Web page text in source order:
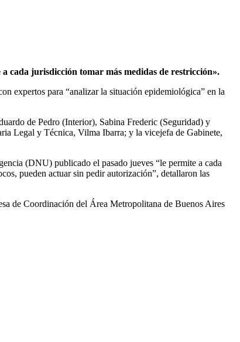
cada jurisdicción tomar más medidas de restricción».
expertos para “analizar la situación epidemiológica” en la
de Pedro (Interior), Sabina Frederic (Seguridad) y
Legal y Técnica, Vilma Ibarra; y la vicejefa de Gabinete,
(DNU) publicado el pasado jueves “le permite a cada
pueden actuar sin pedir autorización”, detallaron las
de Coordinación del Área Metropolitana de Buenos Aires